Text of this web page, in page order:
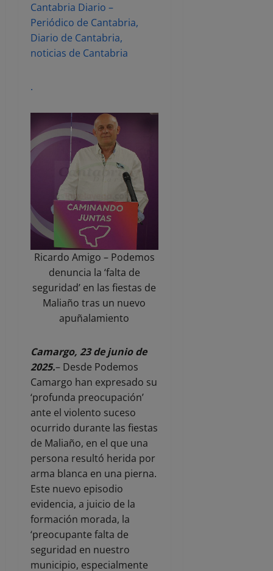
Cantabria Diario –
Periódico de Cantabria,
Diario de Cantabria,
noticias de Cantabria
.
Ricardo Amigo – Podemos
denuncia la ‘falta de
seguridad’ en las fiestas de
Maliaño tras un nuevo
apuñalamiento
Camargo, 23 de junio de
2025.– Desde Podemos
Camargo han expresado su
‘profunda preocupación’
ante el violento suceso
ocurrido durante las fiestas
de Maliaño, en el que una
persona resultó herida por
arma blanca en una pierna.
Este nuevo episodio
evidencia, a juicio de la
formación morada, la
‘preocupante falta de
seguridad en nuestro
municipio, especialmente